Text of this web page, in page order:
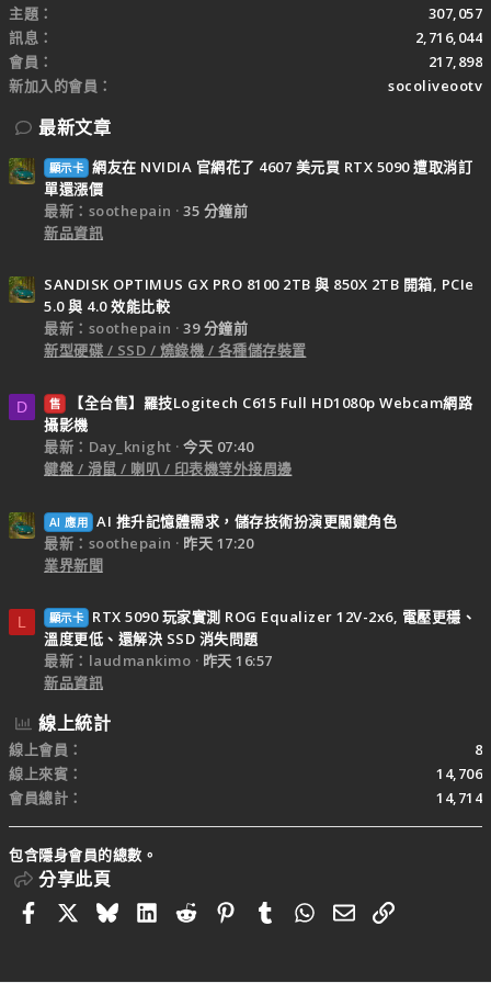
主題
307,057
訊息
2,716,044
會員
217,898
新加入的會員
socoliveootv
最新文章
顯示卡 網友在 NVIDIA 官網花了 4607 美元買 RTX 5090 遭取消訂
單還漲價
最新：soothepain
35 分鐘前
新品資訊
SANDISK OPTIMUS GX PRO 8100 2TB 與 850X 2TB 開箱, PCIe
5.0 與 4.0 效能比較
最新：soothepain
39 分鐘前
新型硬碟 / SSD / 燒錄機 / 各種儲存裝置
D 售
【全台售】羅技Logitech C615 Full HD1080p Webcam網路
攝影機
最新：Day_knight
今天 07:40
鍵盤 / 滑鼠 / 喇叭 / 印表機等外接周邊
AI 應用 AI 推升記憶體需求，儲存技術扮演更關鍵角色
最新：soothepain
昨天 17:20
業界新聞
L 顯示卡
RTX 5090 玩家實測 ROG Equalizer 12V-2x6, 電壓更穩、
溫度更低、還解決 SSD 消失問題
最新：laudmankimo
昨天 16:57
新品資訊
線上統計
線上會員
8
線上來賓
14,706
會員總計
14,714
包含隱身會員的總數。
分享此頁
FacebookBlueskyLinkedIn
RedditPinterestTumblrWhatsApp
電子郵件
連結